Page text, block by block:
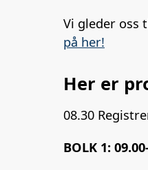
Vi gleder oss
på her!
Her er
08.30
BOLK 1: